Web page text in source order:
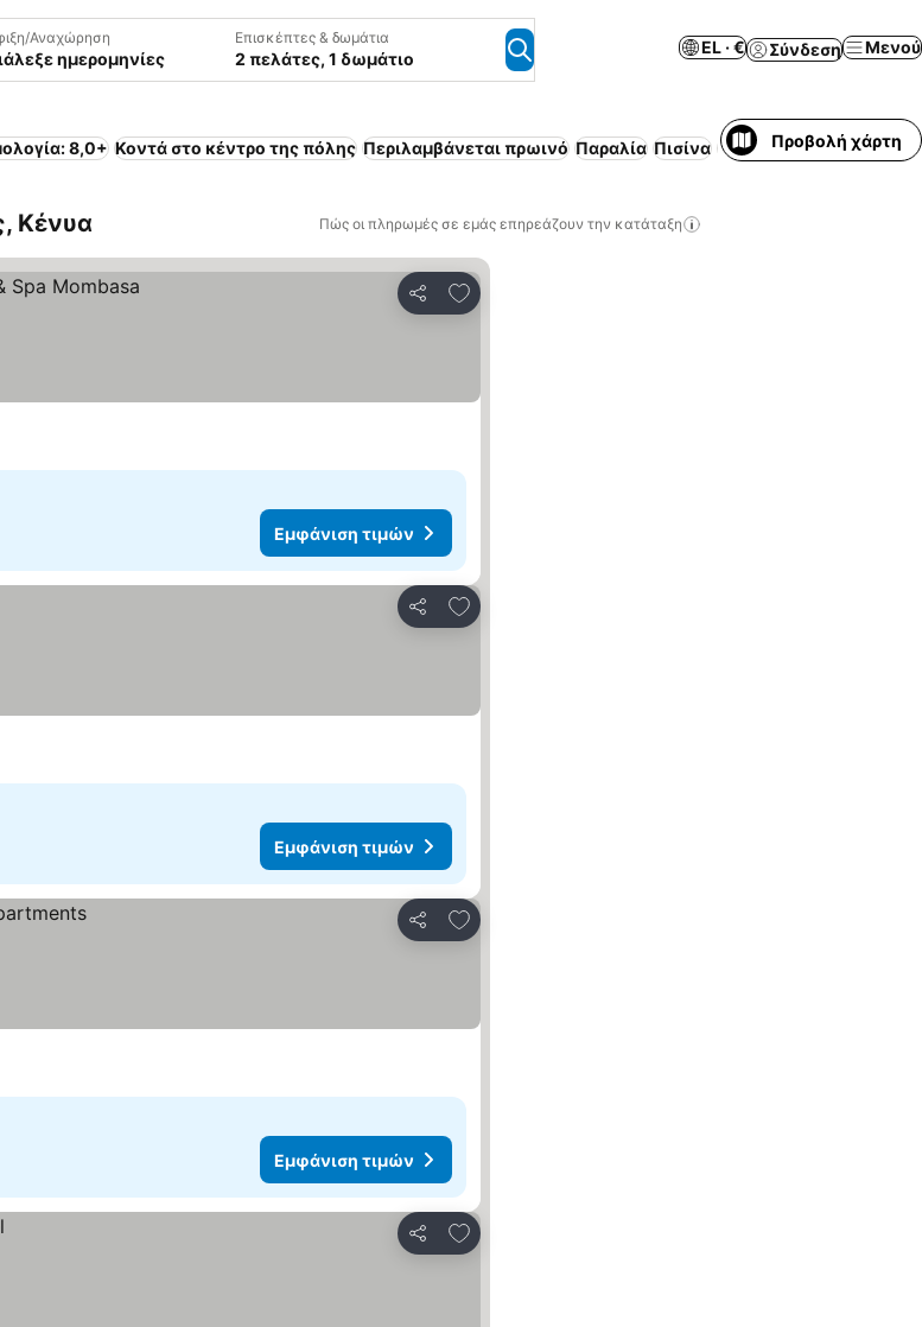
Αναχώρηση
ημερομηνίες
Επισκέπτες & δωμάτια
2 πελάτες, 1 δωμάτιο
EL · € Σύνδεση Μενού
8,0+ Κοντά στο κέντρο της πόλης Περιλαμβάνεται πρωινό Παραλία Πισίνα ΗμιδιατροφήΠροβολή χάρτη
Κένυα Πώς οι πληρωμές σε εμάς επηρεάζουν την κατάταξη
Κοινοποίηση
Προσθήκη στα αγαπημένα
Εμφάνιση τιμών
Κοινοποίηση
Προσθήκη στα αγαπημένα
Εμφάνιση τιμών
Κοινοποίηση
Προσθήκη στα αγαπημένα
Εμφάνιση τιμών
Κοινοποίηση
Προσθήκη στα αγαπημένα